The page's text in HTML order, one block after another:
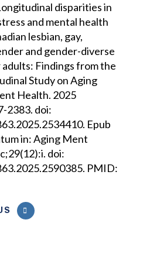
disparities in
and mental health
lesbian, gay,
and gender-diverse
Findings from the
Study on Aging
Health. 2025
2383. doi:
Epub
in: Aging Ment
doi:
PMID: